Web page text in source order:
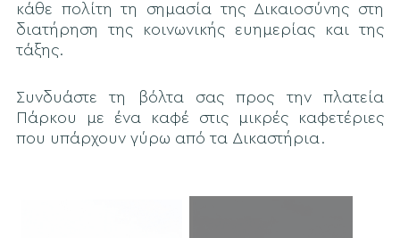
κάθε πολίτη τη σημασία της Δικαιοσύνης στη
διατήρηση της κοινωνικής ευημερίας και της
τάξης.
Συνδυάστε τη βόλτα σας προς την πλατεία
Πάρκου με ένα καφέ στις μικρές καφετέριες
που υπάρχουν γύρω από τα Δικαστήρια.